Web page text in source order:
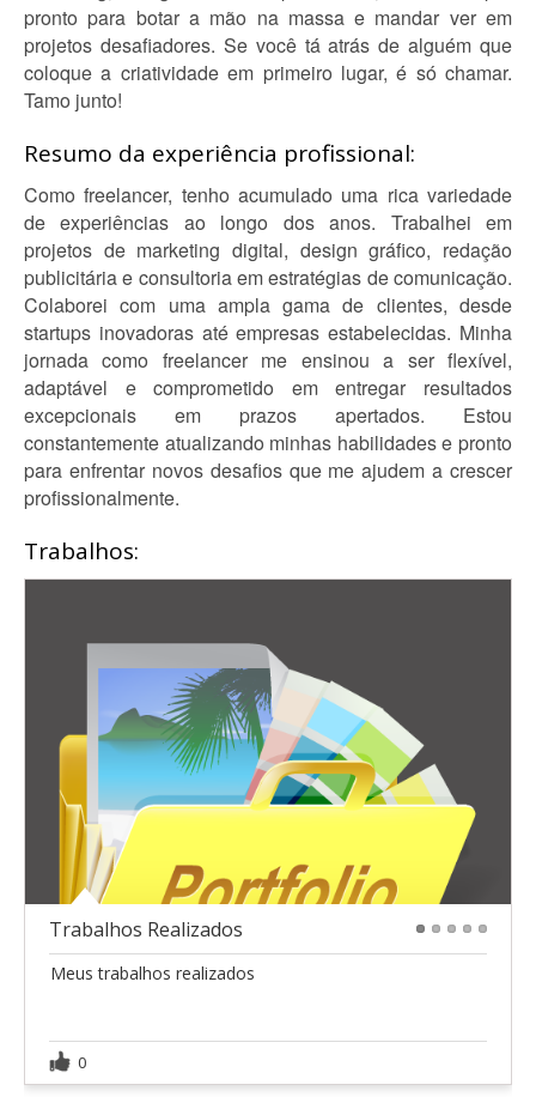
pronto para botar a mão na massa e mandar ver em
projetos desafiadores. Se você tá atrás de alguém que
coloque a criatividade em primeiro lugar, é só chamar.
Tamo junto!
Resumo da experiência profissional:
Como freelancer, tenho acumulado uma rica variedade
de experiências ao longo dos anos. Trabalhei em
projetos de marketing digital, design gráfico, redação
publicitária e consultoria em estratégias de comunicação.
Colaborei com uma ampla gama de clientes, desde
startups inovadoras até empresas estabelecidas. Minha
jornada como freelancer me ensinou a ser flexível,
adaptável e comprometido em entregar resultados
excepcionais em prazos apertados. Estou
constantemente atualizando minhas habilidades e pronto
para enfrentar novos desafios que me ajudem a crescer
profissionalmente.
Trabalhos:
Trabalhos Realizados
Meus trabalhos realizados
0